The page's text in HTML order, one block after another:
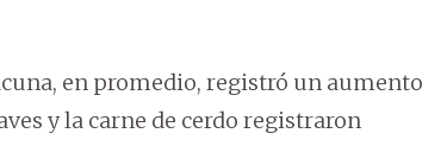
en promedio, registró un aumento
y la carne de cerdo registraron